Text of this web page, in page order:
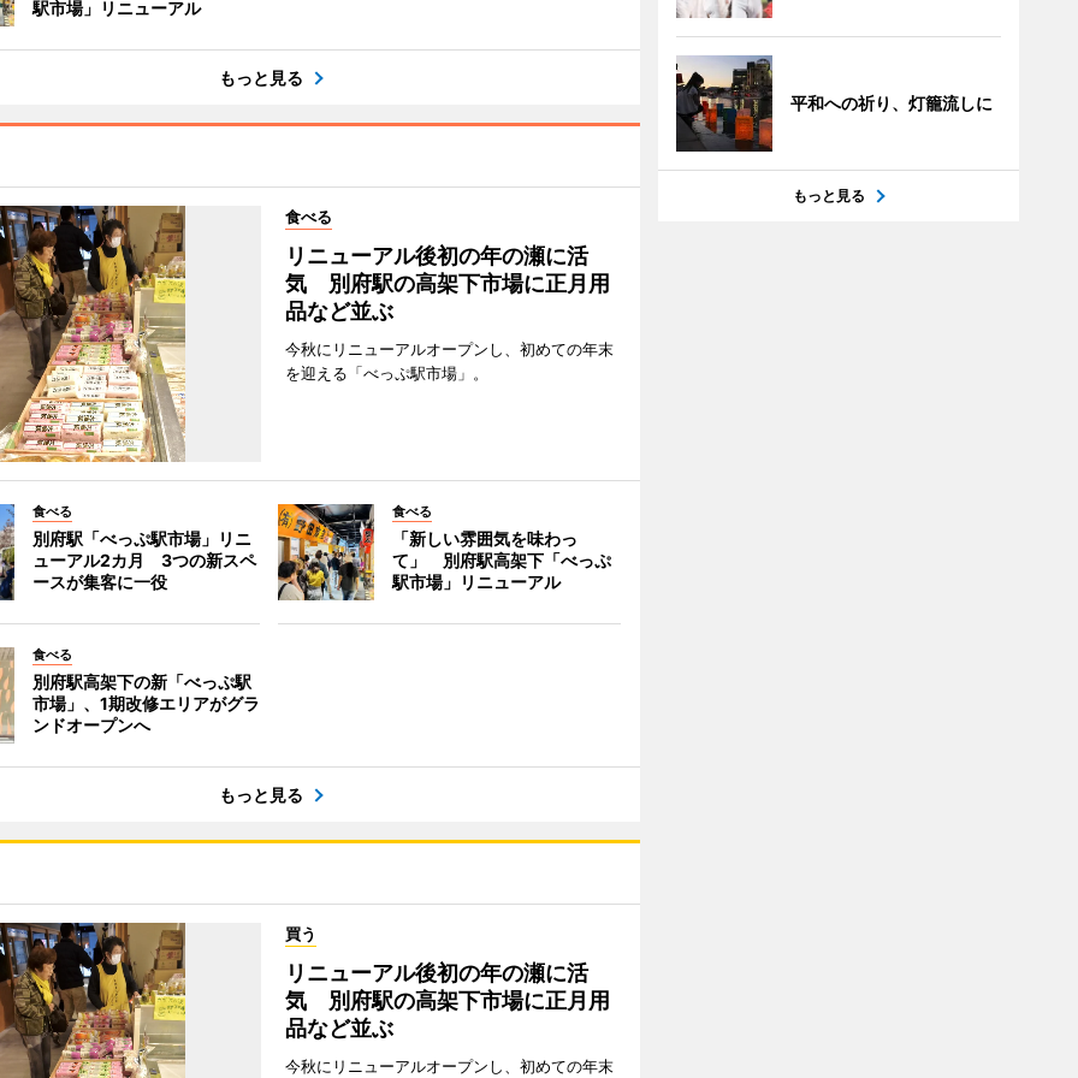
駅市場」リニューアル
もっと見る
食べる
リニューアル後初の年の瀬に活
気 別府駅の高架下市場に正月用
品など並ぶ
今秋にリニューアルオープンし、初めての年末
を迎える「べっぷ駅市場」。
食べる
別府駅「べっぷ駅市場」リニ
ューアル2カ月 3つの新スペ
ースが集客に一役
食べる
「新しい雰囲気を味わっ
て」 別府駅高架下「べっぷ
駅市場」リニューアル
食べる
別府駅高架下の新「べっぷ駅
市場」、1期改修エリアがグラ
ンドオープンへ
もっと見る
買う
リニューアル後初の年の瀬に活
気 別府駅の高架下市場に正月用
品など並ぶ
今秋にリニューアルオープンし、初めての年末
平和への祈り、灯籠流しに
もっと見る